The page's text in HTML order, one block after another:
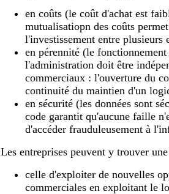
en coûts (le coût d'achat est
mutualisatiopn des coûts
l'investissement entre plusieurs
en pérennité (le
l'administration doit être
commerciaux : l'ouverture du
continuité du maintien d'un
en sécurité (les données sont
code garantit qu'aucune faille
d'accéder frauduleusement à
Les entreprises peuvent y trouver
celle d'exploiter de nouvelles
commerciales en exploitant le